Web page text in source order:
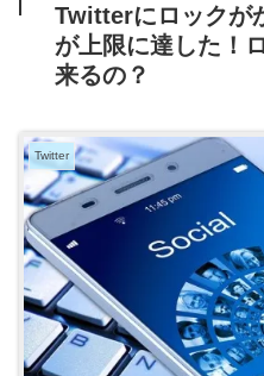
Twitterにロックが
が上限に達した！
来るの？
Twitter